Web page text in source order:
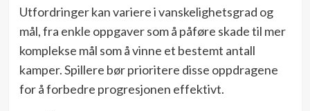
Utfordringer kan variere i vanskelighetsgrad og
mål, fra enkle oppgaver som å påføre skade til mer
komplekse mål som å vinne et bestemt antall
kamper. Spillere bør prioritere disse oppdragene
for å forbedre progresjonen effektivt.